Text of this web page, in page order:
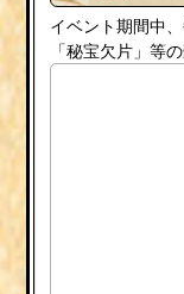
イベント期間中
「秘宝欠片」等